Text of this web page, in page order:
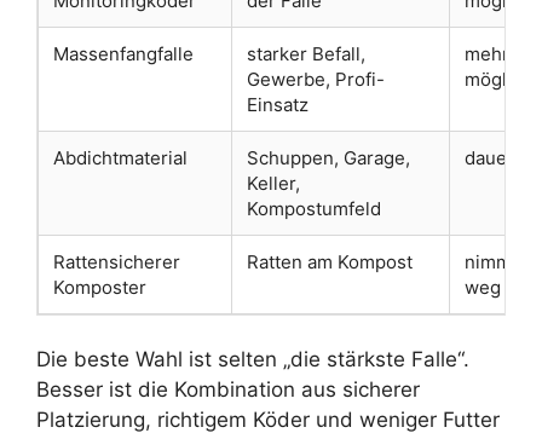
Massenfangfalle
starker Befall,
Gewerbe, Profi-
Einsatz
möglich
Abdichtmaterial
Schuppen, Garage,
Keller,
Kompostumfeld
Rattensicherer
Komposter
Ratten am Kompost
nimmt
weg
Die beste Wahl ist selten „die stärkste Falle“.
Besser ist die Kombination aus sicherer
Platzierung, richtigem Köder und weniger Futter